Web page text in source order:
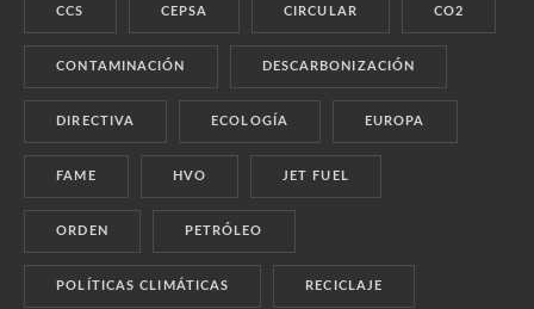
CCS CEPSA CIRCULAR CO2
CONTAMINACIÓN DESCARBONIZACIÓN
DIRECTIVA ECOLOGÍA EUROPA
FAME HVO JET FUEL
ORDEN PETRÓLEO
POLÍTICAS CLIMÁTICAS RECICLAJE